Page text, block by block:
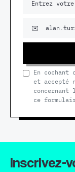
En
et accepté
concernant
ce
Inscrivez-